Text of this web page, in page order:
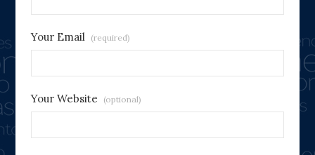
Your Email (required)
Your Website (optional)